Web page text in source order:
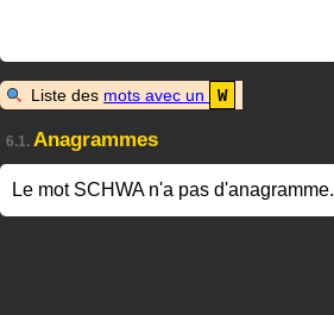
Liste des mots avec un W
6.1. Anagrammes
Le mot SCHWA n'a pas d'anagramme.